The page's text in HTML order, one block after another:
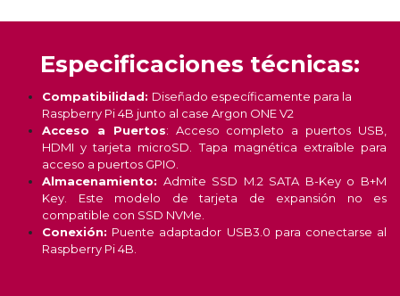
Especificaciones técnicas:
Compatibilidad: Diseñado específicamente para la
Raspberry Pi 4B junto al case Argon ONE V2
Acceso a Puertos: Acceso completo a puertos USB,
HDMI y tarjeta microSD. Tapa magnética extraíble para
acceso a puertos GPIO.
Almacenamiento: Admite SSD M.2 SATA B-Key o B+M
Key. Este modelo de tarjeta de expansión no es
compatible con SSD NVMe.
Conexión: Puente adaptador USB3.0 para conectarse al
Raspberry Pi 4B.